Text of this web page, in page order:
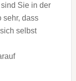
Sie in der
sehr, dass
selbst